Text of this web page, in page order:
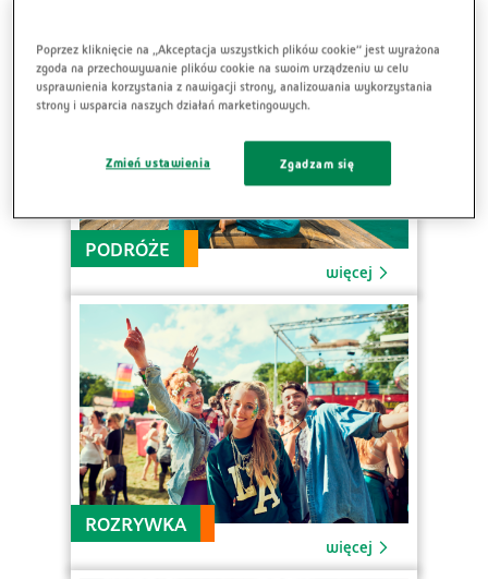
PODRÓŻE
więcej
ROZRYWKA
więcej
Poprzez kliknięcie na „Akceptacja wszystkich plików cookie” jest wyrażona
zgoda na przechowywanie plików cookie na swoim urządzeniu w celu
usprawnienia korzystania z nawigacji strony, analizowania wykorzystania
strony i wsparcia naszych działań marketingowych.
Zmień ustawienia Zgadzam się